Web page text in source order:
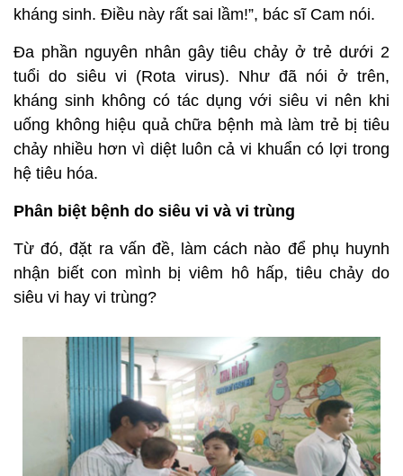
kháng sinh. Điều này rất sai lầm!”, bác sĩ Cam nói.
Đa phần nguyên nhân gây tiêu chảy ở trẻ dưới 2
tuổi do siêu vi (Rota virus). Như đã nói ở trên,
kháng sinh không có tác dụng với siêu vi nên khi
uống không hiệu quả chữa bệnh mà làm trẻ bị tiêu
chảy nhiều hơn vì diệt luôn cả vi khuẩn có lợi trong
hệ tiêu hóa.
Phân biệt bệnh do siêu vi và vi trùng
Từ đó, đặt ra vấn đề, làm cách nào để phụ huynh
nhận biết con mình bị viêm hô hấp, tiêu chảy do
siêu vi hay vi trùng?